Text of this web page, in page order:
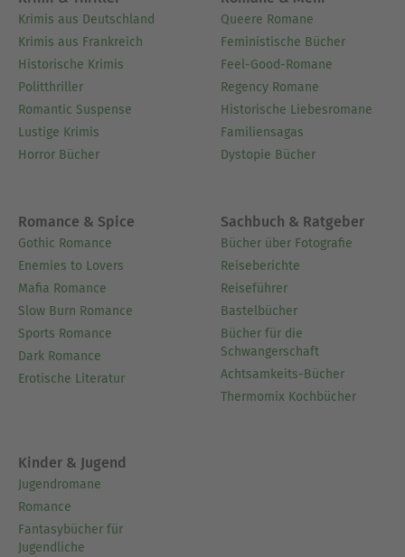
nordfranzösischen Provinz auf. Früh verwaist und
arm, doch von seinen Talenten überzeugt, begibt
er sich als Neunzehnjähriger nach Paris, wo er
zum Theater will. Sein Kapital: eine schöne
Handschrift, ein paar erwilderte Rebhühner und
eine schier unerschöpfliche Phantasie. Die
Theaterstücke, die er zunächst schreibt, sind
König des literarischen Feuilletons. Fast zeitgleich
schreibt er – nach einer historischen Quelle aus
dem Jahre 1700, den „Memoiren des Herrn
d’Artagnan“ von Gatien de Courtils de Sandras –
den bis heute berühmtesten seiner Romane, „Die
drei Musketiere“, der von 1844 bis 1847 in
Fortsetzung erschien und Dumas’ Welterfolg
begründete.
Krimis aus Deutschland
Krimis aus Frankreich
Historische Krimis
Politthriller
Romantic Suspense
Lustige Krimis
Horror Bücher
Queere Romane
Feministische Bücher
Feel-Good-Romane
Regency Romane
Historische Liebesromane
Familiensagas
Dystopie Bücher
Romance & Spice
Gothic Romance
Enemies to Lovers
Mafia Romance
Slow Burn Romance
Sports Romance
Dark Romance
Erotische Literatur
Sachbuch & Ratgeber
Bücher über Fotografie
Reiseberichte
Reiseführer
Bastelbücher
Bücher für die
Schwangerschaft
Achtsamkeits-Bücher
Thermomix Kochbücher
Kinder & Jugend
Jugendromane
Romance
Fantasybücher für
Jugendliche